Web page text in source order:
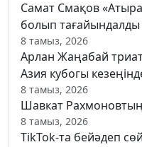
Самат Смақов
болып тағайындалды
8 тамыз, 2026
Арлан Жаңабай
Азия кубогы
8 тамыз, 2026
Шавкат Рахмоновтың
8 тамыз, 2026
TikTok-та бейәдеп